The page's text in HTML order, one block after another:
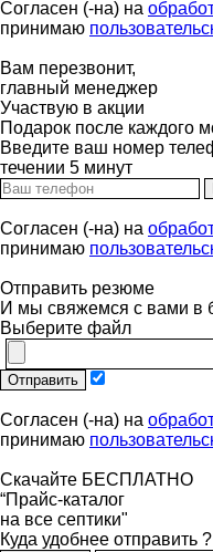
Согласен (-на) на
принимаю
Вам перезвонит,
главный менеджер
Участвую в акции
Подарок после каждого
Введите ваш номер
течении 5 минут
Согласен (-на) на
принимаю
Отправить резюме
И мы свяжемся с вами в
Выберите файл
Отправить
Согласен (-на) на
принимаю
Скачайте БЕСПЛАТНО
“Прайс-каталог
на все септики"
Куда удобнее отправить ?